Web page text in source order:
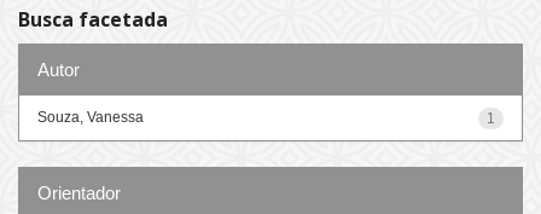
Busca facetada
Autor
1
Souza, Vanessa
Orientador